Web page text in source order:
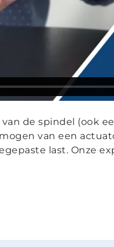
de spindel (ook
van een
last. Onze